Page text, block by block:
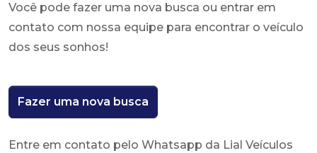
Você pode fazer uma nova busca ou entrar em
contato com nossa equipe para encontrar o veículo
dos seus sonhos!
Fazer uma nova busca
Entre em contato pelo Whatsapp da Lial Veículos